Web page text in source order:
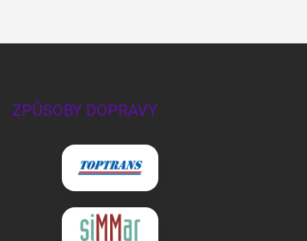
ZPŮSOBY DOPRAVY